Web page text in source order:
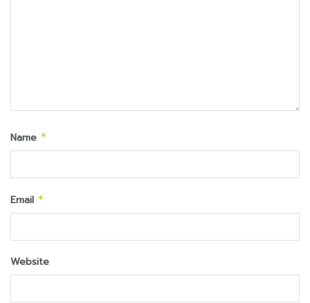
Name *
Email *
Website